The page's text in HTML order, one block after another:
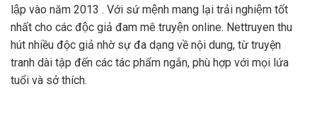
lập vào năm 2013 . Với sứ mệnh mang lại trải nghiệm tốt
nhất cho các độc giả đam mê truyện online. Nettruyen thu
hút nhiều độc giả nhờ sự đa dạng về nội dung, từ truyện
tranh dài tập đến các tác phẩm ngắn, phù hợp với mọi lứa
tuổi và sở thích.